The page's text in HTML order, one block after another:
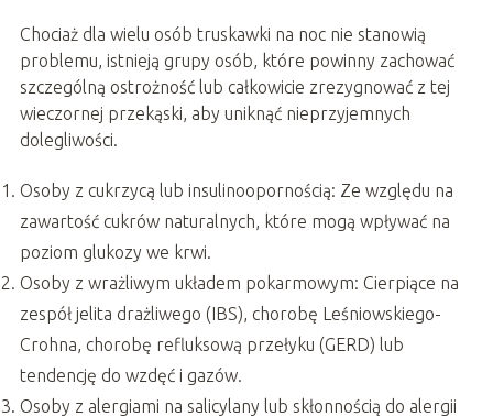
Chociaż dla wielu osób truskawki na noc nie stanowią
problemu, istnieją grupy osób, które powinny zachować
szczególną ostrożność lub całkowicie zrezygnować z tej
wieczornej przekąski, aby uniknąć nieprzyjemnych
dolegliwości.
Osoby z cukrzycą lub insulinoopornością: Ze względu na
zawartość cukrów naturalnych, które mogą wpływać na
poziom glukozy we krwi.
Osoby z wrażliwym układem pokarmowym: Cierpiące na
zespół jelita drażliwego (IBS), chorobę Leśniowskiego-
Crohna, chorobę refluksową przełyku (GERD) lub
tendencję do wzdęć i gazów.
Osoby z alergiami na salicylany lub skłonnością do alergii